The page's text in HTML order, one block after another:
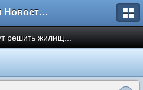
Форум Новостройки
решить жилищ...